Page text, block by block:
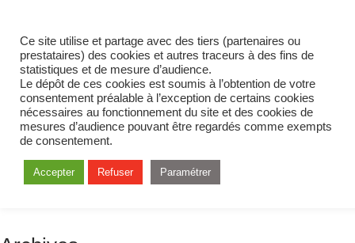
Ce site utilise et partage avec des tiers (partenaires ou
prestataires) des cookies et autres traceurs à des fins de
statistiques et de mesure d’audience.
Le dépôt de ces cookies est soumis à l’obtention de votre
consentement préalable à l’exception de certains cookies
nécessaires au fonctionnement du site et des cookies de
mesures d’audience pouvant être regardés comme exempts
de consentement.
Accepter Refuser Paramétrer